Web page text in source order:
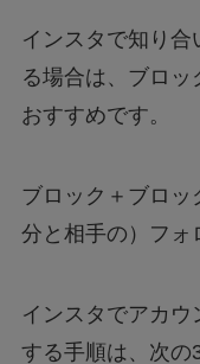
インスタで知り
る場合は、ブロ
おすすめです。
ブロック＋ブロッ
分と相手の）フォ
インスタでアカ
する手順は、次の